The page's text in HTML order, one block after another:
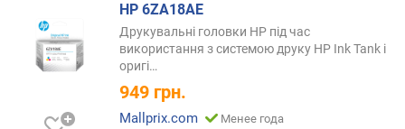
HP 6ZA18AE
Друкувальні головки HP під час
використання з системою друку HP Ink Tank і
оригі…
949 грн.
Mallprix.com Менее года